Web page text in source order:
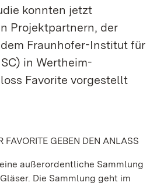
konnten jetzt
Projektpartnern, der
Fraunhofer-Institut für
in Wertheim-
Favorite vorgestellt
FAVORITE GEBEN DEN ANLASS
außerordentliche Sammlung
Die Sammlung geht im